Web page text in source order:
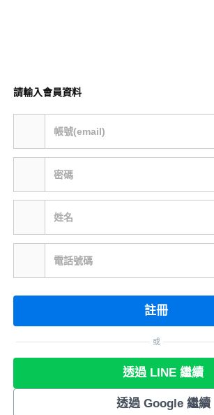
請輸入會員資料
帳號(email)
密碼
姓名
電話號碼
註冊
或
透過 LINE 繼續
透過 Google 繼續